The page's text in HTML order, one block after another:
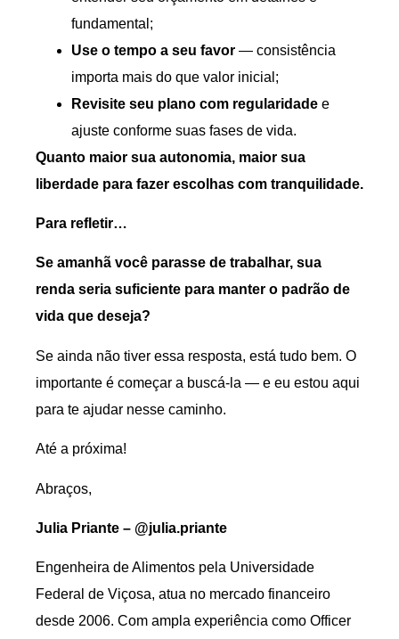
fundamental;
Use o tempo a seu favor — consistência
importa mais do que valor inicial;
Revisite seu plano com regularidade e
ajuste conforme suas fases de vida.
Quanto maior sua autonomia, maior sua
liberdade para fazer escolhas com tranquilidade.
Para refletir…
Se amanhã você parasse de trabalhar, sua
renda seria suficiente para manter o padrão de
vida que deseja?
Se ainda não tiver essa resposta, está tudo bem. O
importante é começar a buscá-la — e eu estou aqui
para te ajudar nesse caminho.
Até a próxima!
Abraços,
Julia Priante – @julia.priante
Engenheira de Alimentos pela Universidade
Federal de Viçosa, atua no mercado financeiro
desde 2006. Com ampla experiência como Officer